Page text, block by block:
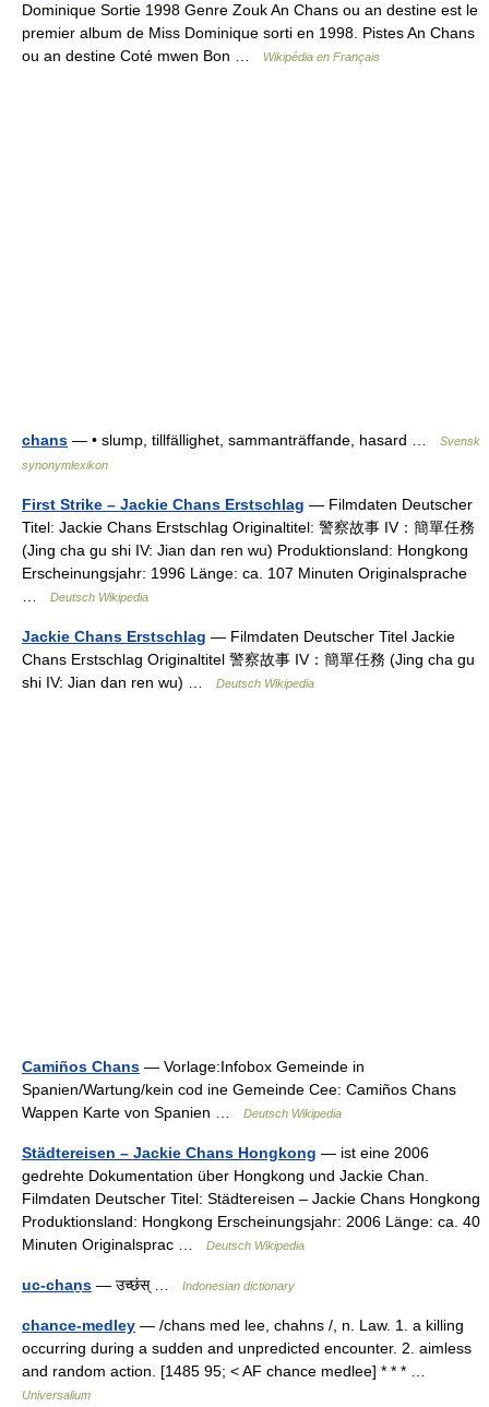
Dominique Sortie 1998 Genre Zouk An Chans ou an destine est le
premier album de Miss Dominique sorti en 1998. Pistes An Chans
ou an destine Coté mwen Bon …
Wikipédia en Français
chans — • slump, tillfällighet, sammanträffande, hasard …
Svensk
synonymlexikon
First Strike – Jackie Chans Erstschlag — Filmdaten Deutscher
Titel: Jackie Chans Erstschlag Originaltitel: 警察故事 IV：簡單任務
(Jing cha gu shi IV: Jian dan ren wu) Produktionsland: Hongkong
Erscheinungsjahr: 1996 Länge: ca. 107 Minuten Originalsprache
Deutsch Wikipedia
Jackie Chans Erstschlag — Filmdaten Deutscher Titel Jackie
Chans Erstschlag Originaltitel 警察故事 IV：簡單任務 (Jing cha gu
shi IV: Jian dan ren wu) …
Deutsch Wikipedia
Camiños Chans — Vorlage:Infobox Gemeinde in
Spanien/Wartung/kein cod ine Gemeinde Cee: Camiños Chans
Wappen Karte von Spanien …
Deutsch Wikipedia
Städtereisen – Jackie Chans Hongkong — ist eine 2006
gedrehte Dokumentation über Hongkong und Jackie Chan.
Filmdaten Deutscher Titel: Städtereisen – Jackie Chans Hongkong
Produktionsland: Hongkong Erscheinungsjahr: 2006 Länge: ca. 40
Minuten Originalsprac …
Deutsch Wikipedia
uc-chaṉs — उच्छंस् … Indonesian dictionary
chance-medley — /chans med lee, chahns /, n. Law. 1. a killing
occurring during a sudden and unpredicted encounter. 2. aimless
and random action. [1485 95; < AF chance medlee] * * * …
Universalium